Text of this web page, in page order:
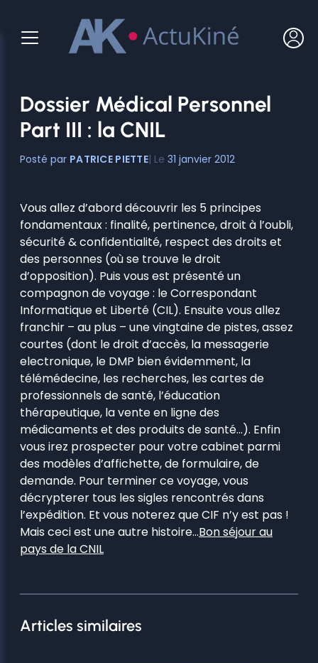
contenu
Dossier Médical Personnel
Part III : la CNIL
PATRICE PIETTE 31 janvier 2012
Vous allez d’abord découvrir les 5 principes
fondamentaux : finalité, pertinence, droit à l’oubli,
sécurité & confidentialité, respect des droits et
des personnes (où se trouve le droit
d’opposition). Puis vous est présenté un
compagnon de voyage : le Correspondant
Informatique et Liberté (CIL). Ensuite vous allez
franchir – au plus – une vingtaine de pistes, assez
courtes (dont le droit d’accès, la messagerie
electronique, le DMP bien évidemment, la
télémédecine, les recherches, les cartes de
professionnels de santé, l’éducation
thérapeutique, la vente en ligne des
médicaments et des produits de santé…). Enfin
vous irez prospecter pour votre cabinet parmi
des modèles d’affichette, de formulaire, de
demande. Pour terminer ce voyage, vous
décrypterer tous les sigles rencontrés dans
l’expédition. Et vous noterez que CIF n’y est pas !
Mais ceci est une autre histoire…Bon séjour au
pays de la CNIL
Articles similaires